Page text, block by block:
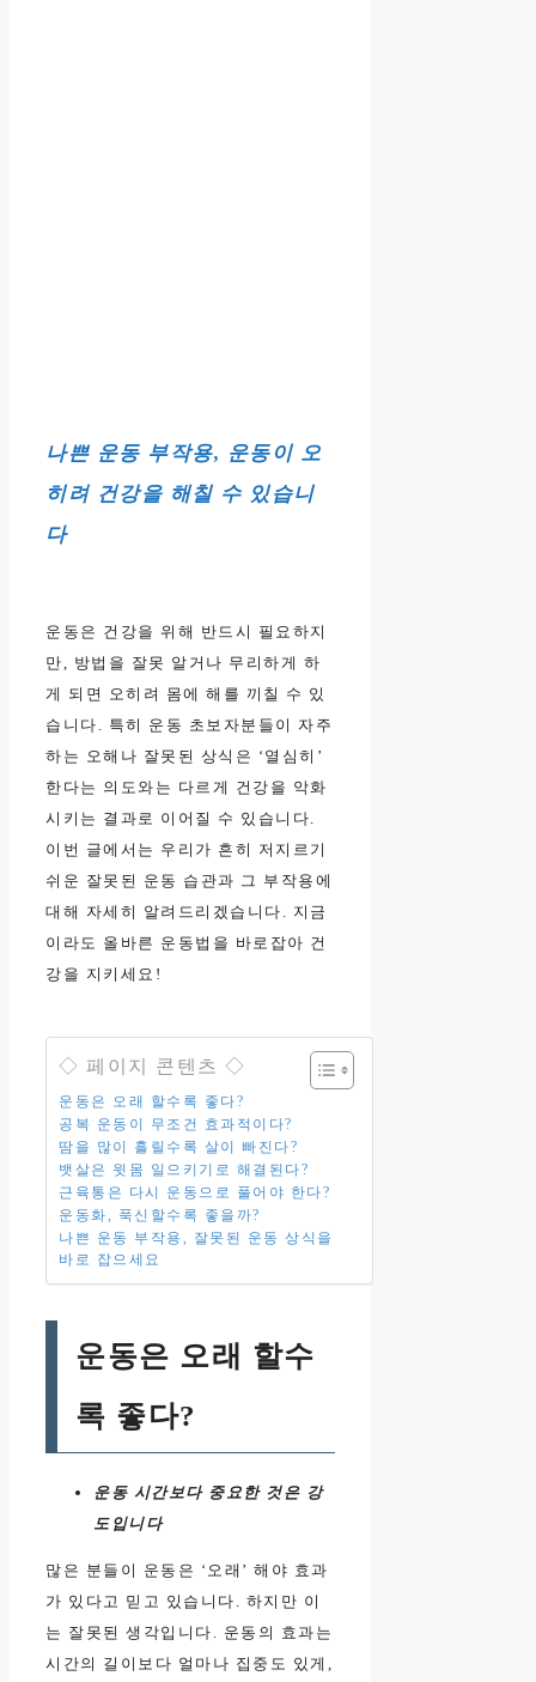
나쁜 운동 부작용, 운동이 오
히려 건강을 해칠 수 있습니
다
운동은 건강을 위해 반드시 필요하지
만, 방법을 잘못 알거나 무리하게 하
게 되면 오히려 몸에 해를 끼칠 수 있
습니다. 특히 운동 초보자분들이 자주
하는 오해나 잘못된 상식은 ‘열심히’
한다는 의도와는 다르게 건강을 악화
시키는 결과로 이어질 수 있습니다.
이번 글에서는 우리가 흔히 저지르기
쉬운 잘못된 운동 습관과 그 부작용에
대해 자세히 알려드리겠습니다. 지금
이라도 올바른 운동법을 바로잡아 건
강을 지키세요!
◇ 페이지 콘텐츠 ◇
운동은 오래 할수록 좋다?
공복 운동이 무조건 효과적이다?
땀을 많이 흘릴수록 살이 빠진다?
뱃살은 윗몸 일으키기로 해결된다?
근육통은 다시 운동으로 풀어야 한다?
운동화, 푹신할수록 좋을까?
나쁜 운동 부작용, 잘못된 운동 상식을
바로 잡으세요
운동은 오래 할수
록 좋다?
운동 시간보다 중요한 것은 강
도입니다
많은 분들이 운동은 ‘오래’ 해야 효과
가 있다고 믿고 있습니다. 하지만 이
는 잘못된 생각입니다. 운동의 효과는
시간의 길이보다 얼마나 집중도 있게,